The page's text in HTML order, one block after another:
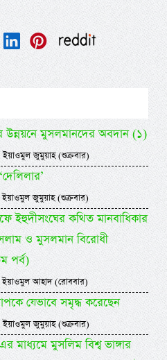
উন্নয়নে মুসলমানদের অবদান (১)
জুমুয়াহ (শুক্রবার)
জুমুয়াহ (শুক্রবার)
ইহুদীসংঘের কথিত মানবাধিকার
ও মুসলমান বিরোধী
পর্ব)
আহাদ (রোববার)
যেভাবে সমৃদ্ধ করেছেন
জুমুয়াহ (শুক্রবার)
মাধ্যমে মুসলিম বিশ্ব ভাঙ্গার